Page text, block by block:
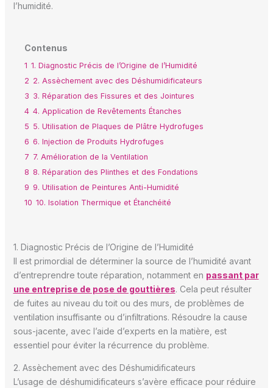
l’humidité.
Contenus
1 1. Diagnostic Précis de l’Origine de l’Humidité
2 2. Assèchement avec des Déshumidificateurs
3 3. Réparation des Fissures et des Jointures
4 4. Application de Revêtements Étanches
5 5. Utilisation de Plaques de Plâtre Hydrofuges
6 6. Injection de Produits Hydrofuges
7 7. Amélioration de la Ventilation
8 8. Réparation des Plinthes et des Fondations
9 9. Utilisation de Peintures Anti-Humidité
10 10. Isolation Thermique et Étanchéité
1. Diagnostic Précis de l’Origine de l’Humidité
Il est primordial de déterminer la source de l’humidité avant
d’entreprendre toute réparation, notamment en passant par
une entreprise de pose de gouttières. Cela peut résulter
de fuites au niveau du toit ou des murs, de problèmes de
ventilation insuffisante ou d’infiltrations. Résoudre la cause
sous-jacente, avec l’aide d’experts en la matière, est
essentiel pour éviter la récurrence du problème.
2. Assèchement avec des Déshumidificateurs
L’usage de déshumidificateurs s’avère efficace pour réduire